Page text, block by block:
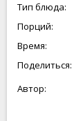
Тип блюда:
Порций:
Время:
Поделиться:
Автор: